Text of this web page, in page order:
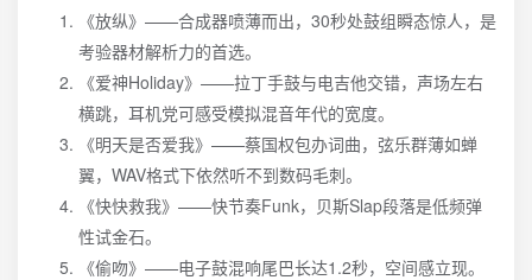
《放纵》——合成器喷薄而出，30秒处鼓组瞬态惊人，是
考验器材解析力的首选。
《爱神Holiday》——拉丁手鼓与电吉他交错，声场左右
横跳，耳机党可感受模拟混音年代的宽度。
《明天是否爱我》——蔡国权包办词曲，弦乐群薄如蝉
翼，WAV格式下依然听不到数码毛刺。
《快快救我》——快节奏Funk，贝斯Slap段落是低频弹
性试金石。
《偷吻》——电子鼓混响尾巴长达1.2秒，空间感立现。